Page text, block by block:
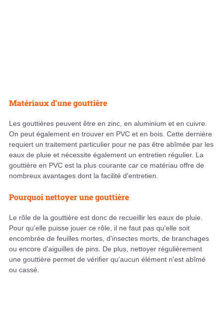
Matériaux d'une gouttière
Les gouttières peuvent être en zinc, en aluminium et en cuivre.
On peut également en trouver en PVC et en bois. Cette dernière
requiert un traitement particulier pour ne pas être abîmée par les
eaux de pluie et nécessite également un entretien régulier. La
gouttière en PVC est la plus courante car ce matériau offre de
nombreux avantages dont la facilité d'entretien.
Pourquoi nettoyer une gouttière
Le rôle de la gouttière est donc de recueillir les eaux de pluie.
Pour qu'elle puisse jouer ce rôle, il ne faut pas qu'elle soit
encombrée de feuilles mortes, d'insectes morts, de branchages
ou encore d'aiguilles de pins. De plus, nettoyer régulièrement
une gouttière permet de vérifier qu'aucun élément n'est abîmé
ou cassé.